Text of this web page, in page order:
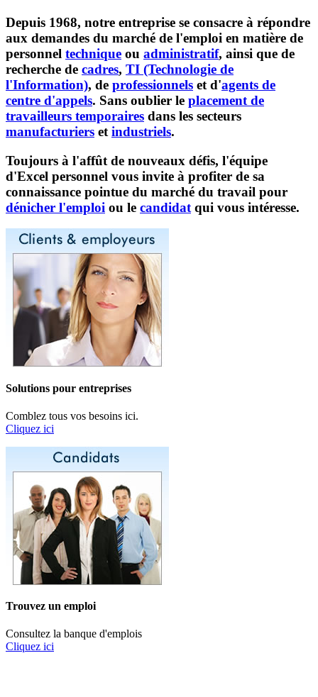
Depuis 1968, notre entreprise se consacre à répondre
aux demandes du marché de l'emploi en matière de
personnel technique ou administratif, ainsi que de
recherche de cadres, TI (Technologie de
l'Information), de professionnels et d'agents de
centre d'appels. Sans oublier le placement de
travailleurs temporaires dans les secteurs
manufacturiers et industriels.
Toujours à l'affût de nouveaux défis, l'équipe
d'Excel personnel vous invite à profiter de sa
connaissance pointue du marché du travail pour
dénicher l'emploi ou le candidat qui vous intéresse.
Solutions pour entreprises
Comblez tous vos besoins ici.
Cliquez ici
Trouvez un emploi
Consultez la banque d'emplois
Cliquez ici